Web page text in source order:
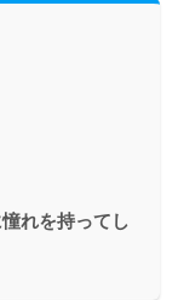
れを持ってし